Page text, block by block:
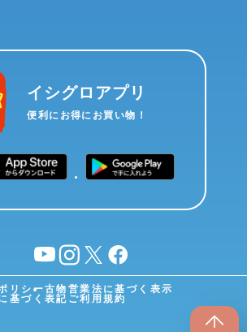
イシグロアプリ
便利にお得にお買い物！
YouTubeinstagram
X facebook
リシー古物営業法に基づく表示
基づく表記 ご利用規約